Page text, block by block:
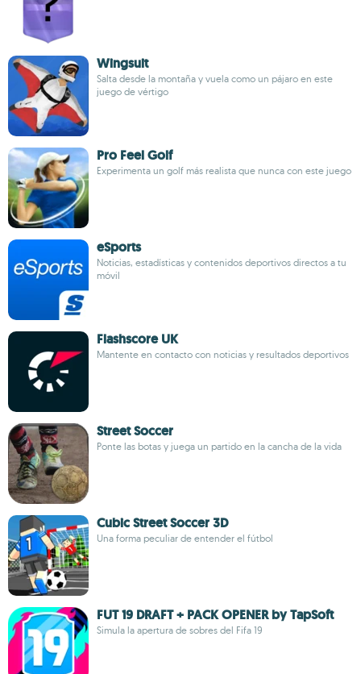
Wingsuit
Salta desde la montaña y vuela como un pájaro en este
juego de vértigo
Pro Feel Golf
Experimenta un golf más realista que nunca con este juego
eSports
Noticias, estadísticas y contenidos deportivos directos a tu
móvil
Flashscore UK
Mantente en contacto con noticias y resultados deportivos
Street Soccer
Ponte las botas y juega un partido en la cancha de la vida
Cubic Street Soccer 3D
Una forma peculiar de entender el fútbol
FUT 19 DRAFT + PACK OPENER by TapSoft
Simula la apertura de sobres del Fifa 19